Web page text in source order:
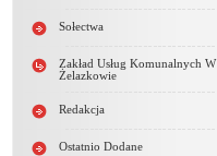
Sołectwa
Zakład Usług Komunalnych W
Żelazkowie
Redakcja
Ostatnio Dodane